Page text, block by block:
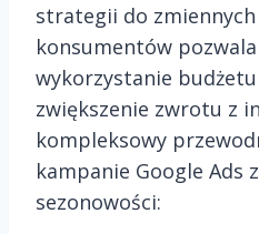
strategii do
konsumentów
wykorzystanie
zwiększenie zwrotu z
kompleksowy
kampanie Google Ads
sezonowości: